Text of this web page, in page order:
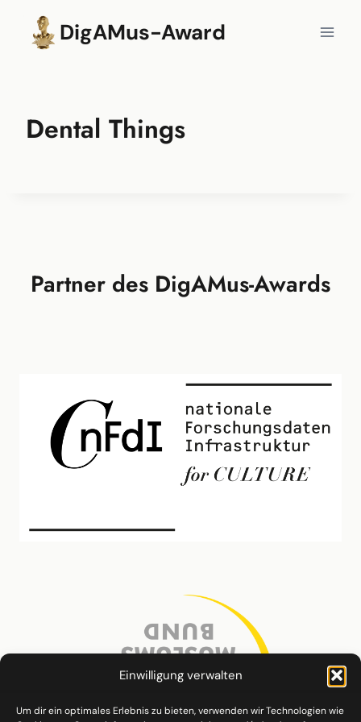
Einwilligung verwalten
Um dir ein optimales Erlebnis zu bieten, verwenden wir Technologien wie
springen
DigAMus-Award
Dental Things
Partner des DigAMus-Awards